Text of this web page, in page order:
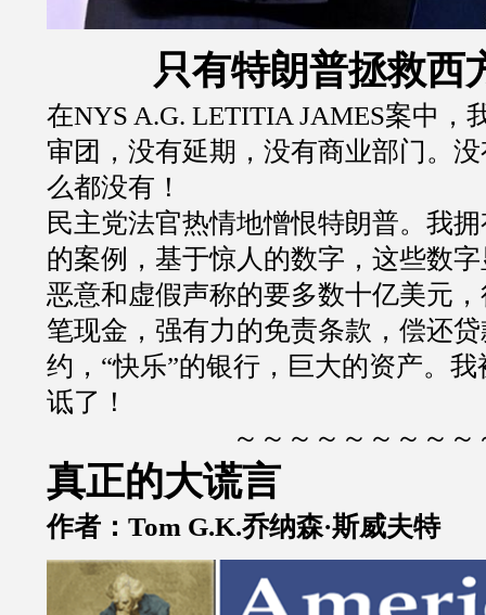
只有特朗普拯救西
在NYS A.G. LETITIA JAMES案中，
审团，没有延期，没有商业部门。
么都没有！
民主党法官热情地憎恨特朗普。我
的案例，基于惊人的数字，这些数
恶意和虚假声称的要多数十亿美元
笔现金，强有力的免责条款，偿还
约， “快乐”的银行，巨大的资产。我
诋了！
～～～～～～～～～
真正的大谎言
作者： Tom G.K.乔纳森·斯威夫特